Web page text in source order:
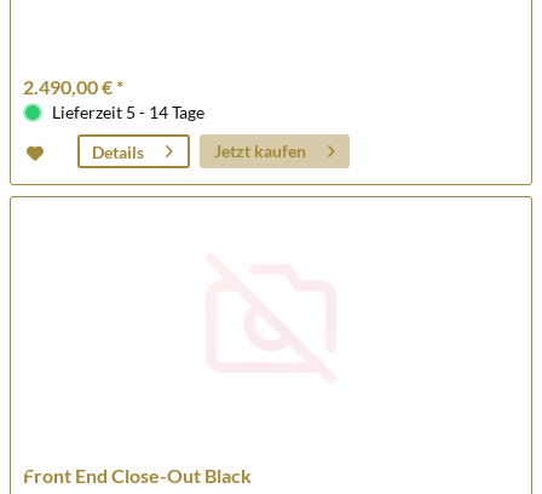
2.490,00 € *
Lieferzeit 5 - 14 Tage
Details
Jetzt kaufen
Front End Close-Out Black